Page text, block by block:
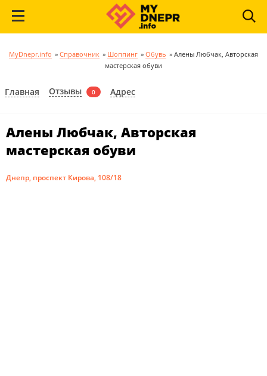
MyDnepr.info » Справочник » Шоппинг » Обувь » Алены Любчак, Авторская
мастерская обуви
Главная Отзывы 0 Адрес
Алены Любчак, Авторская
мастерская обуви
Днепр, проспект Кирова, 108/18